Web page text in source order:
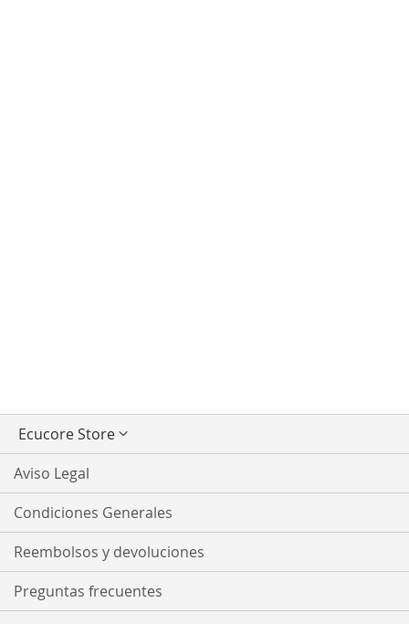
tiendaEcucore Store
Aviso Legal
Condiciones Generales
Reembolsos y devoluciones
Preguntas frecuentes